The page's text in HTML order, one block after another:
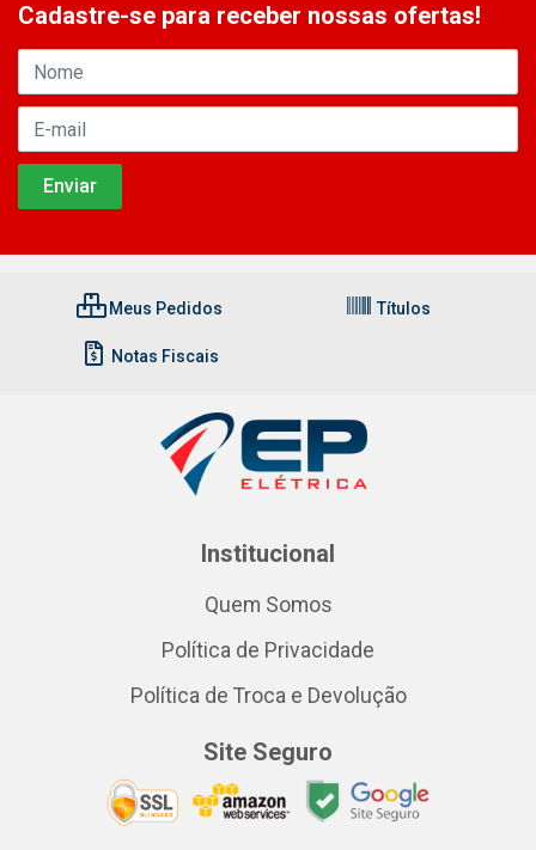
Cadastre-se para receber nossas ofertas!
Meus Pedidos Títulos
Notas Fiscais
Institucional
Quem Somos
Política de Privacidade
Política de Troca e Devolução
Site Seguro